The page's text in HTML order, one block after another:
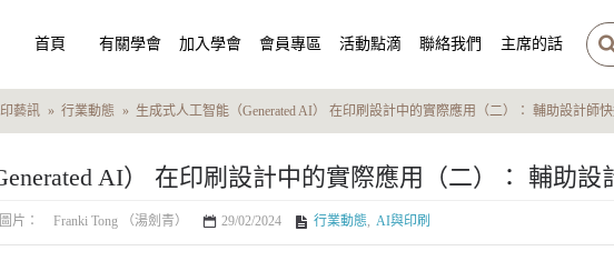
首頁 有關學會 加入學會 會員專區 活動點滴 聯絡我們 主席的話
印藝訊 行業動態 生成式人工智能（Generated AI） 在印刷設計中的實際應用（二）： 輔助設計師
圖片： Franki Tong （湯劍青） 29/02/2024 行業動態, AI與印刷